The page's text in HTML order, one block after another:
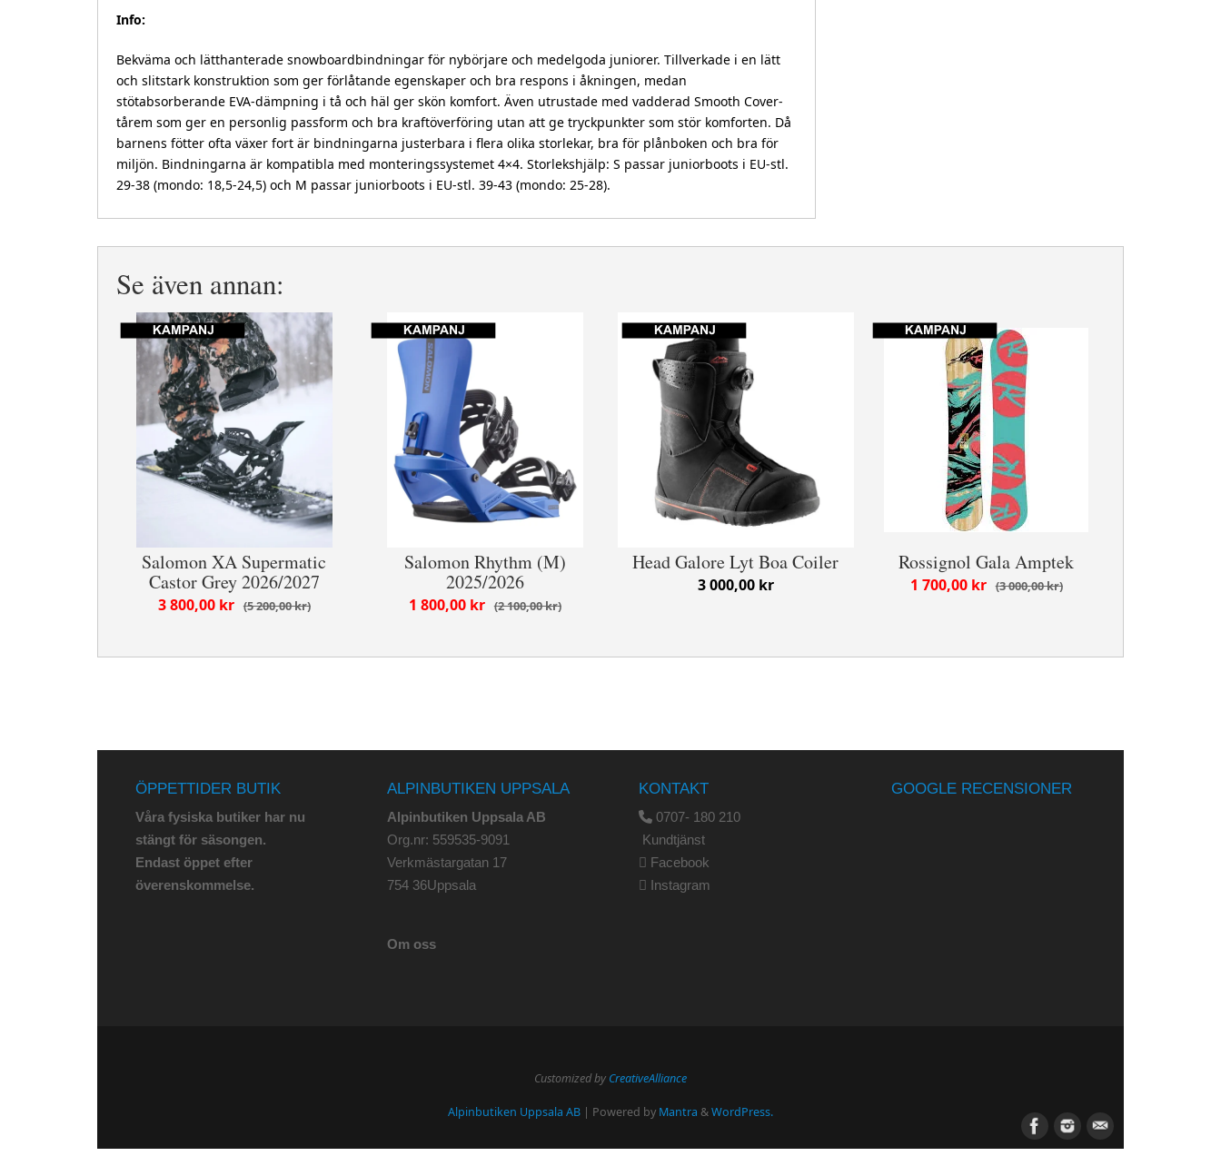
Info:
Bekväma och lätthanterade snowboardbindningar för nybörjare och medelgoda juniorer. Tillverkade i en lätt
och slitstark konstruktion som ger förlåtande egenskaper och bra respons i åkningen, medan
stötabsorberande EVA-dämpning i tå och häl ger skön komfort. Även utrustade med vadderad Smooth Cover-
tårem som ger en personlig passform och bra kraftöverföring utan att ge tryckpunkter som stör komforten. Då
barnens fötter ofta växer fort är bindningarna justerbara i flera olika storlekar, bra för plånboken och bra för
miljön. Bindningarna är kompatibla med monteringssystemet 4×4. Storlekshjälp: S passar juniorboots i EU-stl.
29-38 (mondo: 18,5-24,5) och M passar juniorboots i EU-stl. 39-43 (mondo: 25-28).
Se även annan:
Salomon XA Supermatic
Castor Grey 2026/2027
5 200,00 kr
3 800,00 kr
Salomon Rhythm (M)
2025/2026
2 100,00 kr
1 800,00 kr
Head Galore Lyt Boa Coiler
3 000,00 kr
Rossignol Gala Amptek
3 000,00 kr
1 700,00 kr
ÖPPETTIDER BUTIK
Våra fysiska butiker har nu
stängt för säsongen.
Endast öppet efter
överenskommelse.
ALPINBUTIKEN UPPSALA
Alpinbutiken Uppsala AB
Org.nr: 559535-9091
Verkmästargatan 17
754 36Uppsala
Om oss
KONTAKT
0707- 180 210
Kundtjänst
Facebook
Instagram
GOOGLE RECENSIONER
Customized by CreativeAlliance
Alpinbutiken Uppsala AB | Powered by Mantra &WordPress.